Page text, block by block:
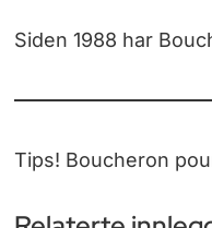
Siden 1988 har
Tips! Boucheron